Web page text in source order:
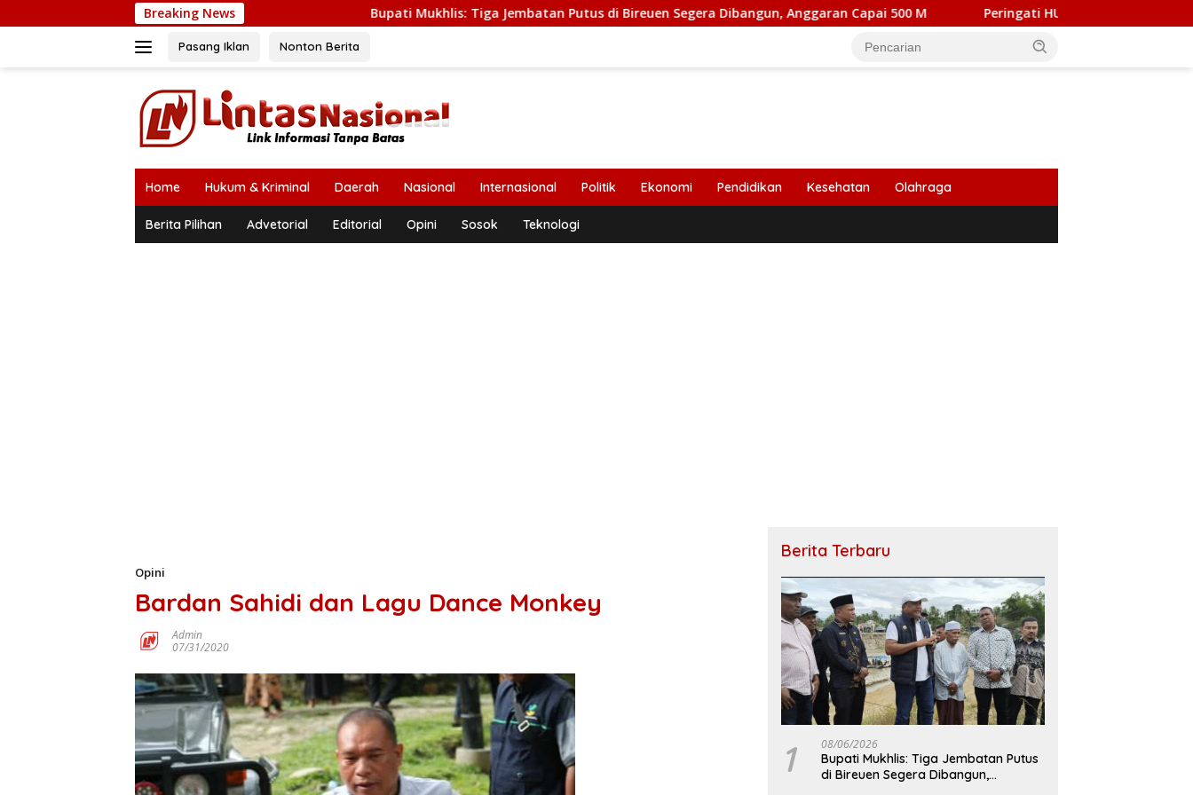
ke
Breaking News Bupati Mukhlis: Tiga Jembatan Putus di Bireuen Segera Dibangun, Anggaran Capai 500 M Peringati HUT Ke 53, Bank Aceh Cabang Bireuen
Pasang Iklan Nonton Berita
Home Hukum & Kriminal Daerah Nasional Internasional Politik Ekonomi Pendidikan Kesehatan Olahraga
Berita Pilihan Advetorial Editorial Opini Sosok Teknologi
Opini
Bardan Sahidi dan Lagu Dance Monkey
Admin
07/31/2020
Berita Terbaru
1 08/06/2026
Bupati Mukhlis: Tiga Jembatan Putus
di Bireuen Segera Dibangun,